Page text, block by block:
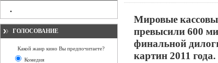
ГОЛОСОВАНИЕ
Какой жанр кино Вы предпочитаете?
Комедия
Мировые
превысили 600
финальной
картин 2011 года.